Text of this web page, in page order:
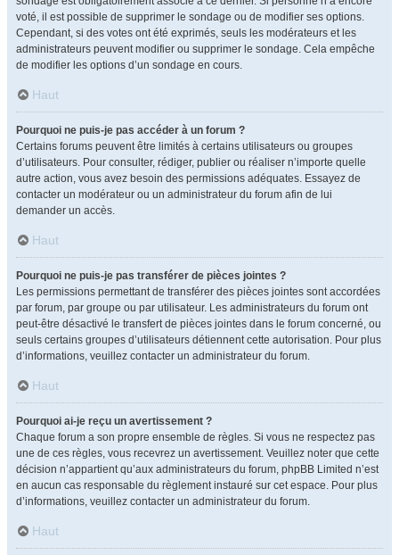
voté, il est possible de supprimer le sondage ou de modifier ses options.
Cependant, si des votes ont été exprimés, seuls les modérateurs et les
administrateurs peuvent modifier ou supprimer le sondage. Cela empêche
de modifier les options d’un sondage en cours.
Haut
Pourquoi ne puis-je pas accéder à un forum ?
Certains forums peuvent être limités à certains utilisateurs ou groupes
d’utilisateurs. Pour consulter, rédiger, publier ou réaliser n’importe quelle
autre action, vous avez besoin des permissions adéquates. Essayez de
contacter un modérateur ou un administrateur du forum afin de lui
demander un accès.
Haut
Pourquoi ne puis-je pas transférer de pièces jointes ?
Les permissions permettant de transférer des pièces jointes sont accordées
par forum, par groupe ou par utilisateur. Les administrateurs du forum ont
peut-être désactivé le transfert de pièces jointes dans le forum concerné, ou
seuls certains groupes d’utilisateurs détiennent cette autorisation. Pour plus
d’informations, veuillez contacter un administrateur du forum.
Haut
Pourquoi ai-je reçu un avertissement ?
Chaque forum a son propre ensemble de règles. Si vous ne respectez pas
une de ces règles, vous recevrez un avertissement. Veuillez noter que cette
décision n’appartient qu’aux administrateurs du forum, phpBB Limited n’est
en aucun cas responsable du règlement instauré sur cet espace. Pour plus
d’informations, veuillez contacter un administrateur du forum.
Haut